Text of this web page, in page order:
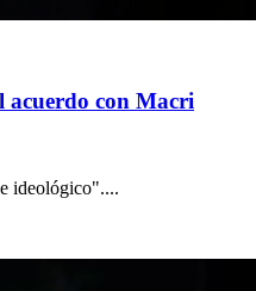
acuerdo con Macri
ideológico"....